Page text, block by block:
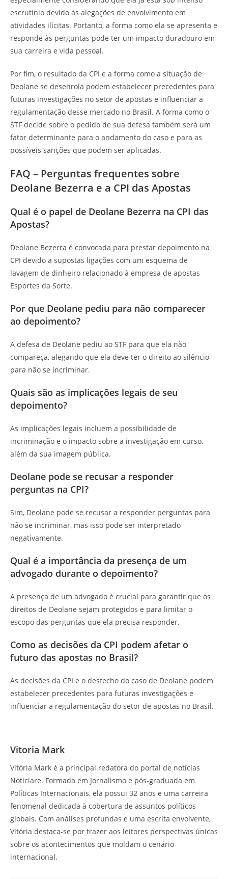
escrutínio devido às alegações de envolvimento em
atividades ilícitas. Portanto, a forma como ela se apresenta e
responde às perguntas pode ter um impacto duradouro em
sua carreira e vida pessoal.
Por fim, o resultado da CPI e a forma como a situação de
Deolane se desenrola podem estabelecer precedentes para
futuras investigações no setor de apostas e influenciar a
regulamentação desse mercado no Brasil. A forma como o
STF decide sobre o pedido de sua defesa também será um
fator determinante para o andamento do caso e para as
possíveis sanções que podem ser aplicadas.
FAQ – Perguntas frequentes sobre
Deolane Bezerra e a CPI das Apostas
Qual é o papel de Deolane Bezerra na CPI das
Apostas?
Deolane Bezerra é convocada para prestar depoimento na
CPI devido a supostas ligações com um esquema de
lavagem de dinheiro relacionado à empresa de apostas
Esportes da Sorte.
Por que Deolane pediu para não comparecer
ao depoimento?
A defesa de Deolane pediu ao STF para que ela não
compareça, alegando que ela deve ter o direito ao silêncio
para não se incriminar.
Quais são as implicações legais de seu
depoimento?
As implicações legais incluem a possibilidade de
incriminação e o impacto sobre a investigação em curso,
além da sua imagem pública.
Deolane pode se recusar a responder
perguntas na CPI?
Sim, Deolane pode se recusar a responder perguntas para
não se incriminar, mas isso pode ser interpretado
negativamente.
Qual é a importância da presença de um
advogado durante o depoimento?
A presença de um advogado é crucial para garantir que os
direitos de Deolane sejam protegidos e para limitar o
escopo das perguntas que ela precisa responder.
Como as decisões da CPI podem afetar o
futuro das apostas no Brasil?
As decisões da CPI e o desfecho do caso de Deolane podem
estabelecer precedentes para futuras investigações e
influenciar a regulamentação do setor de apostas no Brasil.
Vitoria Mark
Vitória Mark é a principal redatora do portal de notícias
Noticiare. Formada em Jornalismo e pós-graduada em
Políticas Internacionais, ela possui 32 anos e uma carreira
fenomenal dedicada à cobertura de assuntos políticos
globais. Com análises profundas e uma escrita envolvente,
Vitória destaca-se por trazer aos leitores perspectivas únicas
sobre os acontecimentos que moldam o cenário
internacional.